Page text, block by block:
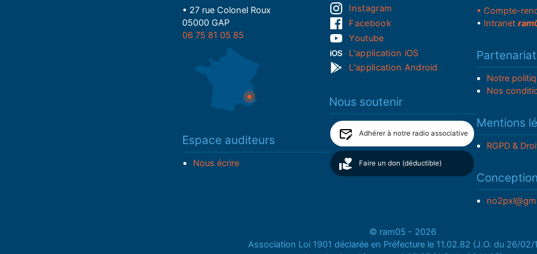
• 27 rue Colonel Roux
05000 GAP
06 75 81 05 85
Espace auditeurs
Nous écrire
Instagram
Facebook
Youtube
L'application iOS
L'application Android
Nous soutenir
Adhérer à notre radio associative
Faire un don (déductible)
• Compte-
• Intranet
Notre
Nos
Mentions
RGPD &
© ram05 - 2026
Association Loi 1901 déclarée en Préfecture le 11.02.82 (J.O. du 26/02/